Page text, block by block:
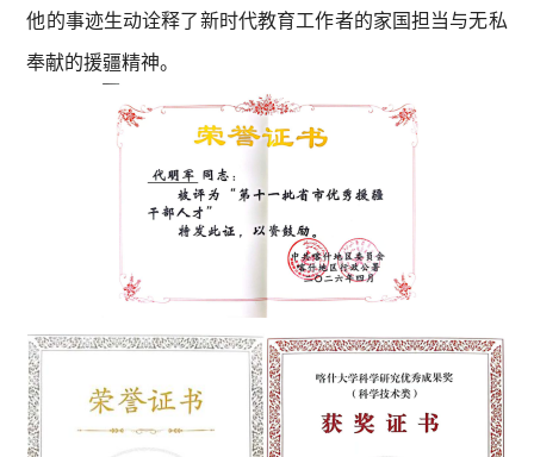
他的事迹生动诠释了新时代教育工作者的家国担当与无私
奉献的援疆精神。